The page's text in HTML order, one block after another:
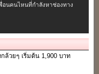
นคนไหนที่กำลังหาช่องทาง
ล้วยๆ เริ่มต้น 1,900 บาท